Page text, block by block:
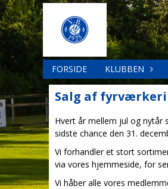
FORSIDE KLUBBEN
Salg af fyrværkeri
Hvert år mellem jul og nytår
sidste chance den 31.
Vi forhandler et stort
via vores hjemmeside, for
Vi håber alle vores